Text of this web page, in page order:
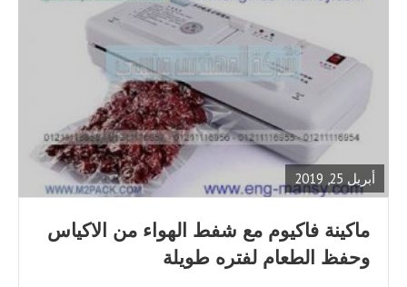
أبريل 25, 2019
READ
FULL
POST
ماكينة فاكيوم مع شفط الهواء من الاكياس
وحفظ الطعام لفتره طويلة